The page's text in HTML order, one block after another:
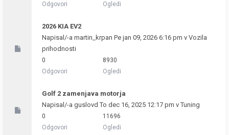
Odgovori
Ogledi
2026 KIA EV2
Napisal/-a martin_krpan Pe jan 09, 2026 6:16 pm v Vozila
prihodnosti
0
Odgovori
8930
Ogledi
Golf 2 zamenjava motorja
Napisal/-a guslovd To dec 16, 2025 12:17 pm vTuning
0
Odgovori
11696
Ogledi